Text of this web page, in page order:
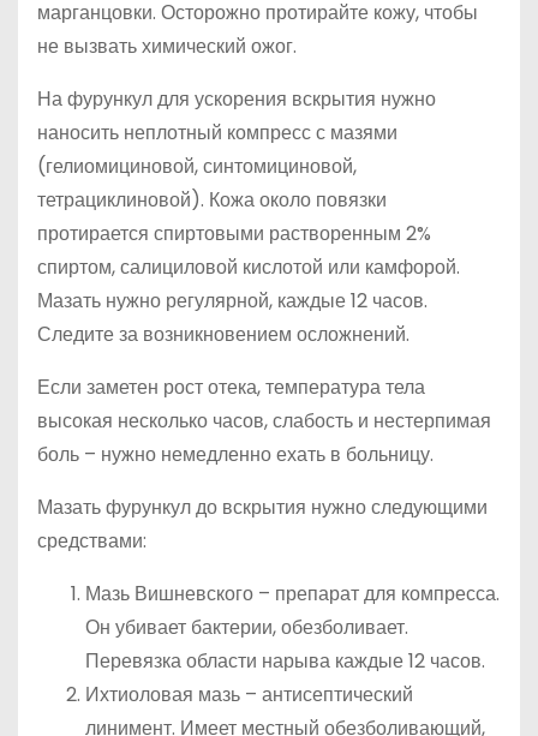
марганцовки. Осторожно протирайте кожу, чтобы
не вызвать химический ожог.
На фурункул для ускорения вскрытия нужно
наносить неплотный компресс с мазями
(гелиомициновой, синтомициновой,
тетрациклиновой). Кожа около повязки
протирается спиртовыми растворенным 2%
спиртом, салициловой кислотой или камфорой.
Мазать нужно регулярной, каждые 12 часов.
Следите за возникновением осложнений.
Если заметен рост отека, температура тела
высокая несколько часов, слабость и нестерпимая
боль – нужно немедленно ехать в больницу.
Мазать фурункул до вскрытия нужно следующими
средствами:
Мазь Вишневского – препарат для компресса.
Он убивает бактерии, обезболивает.
Перевязка области нарыва каждые 12 часов.
Ихтиоловая мазь – антисептический
линимент. Имеет местный обезболивающий,